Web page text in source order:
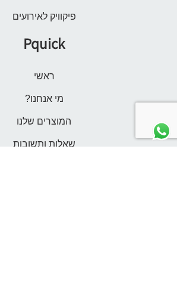
פיקוויק לאירועים
Pquick
ראשי
מי אנחנו?
המוצרים שלנו
שאלות ותשובות